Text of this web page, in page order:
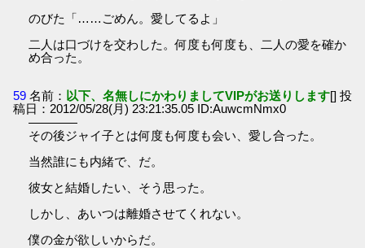
のびた「……ごめん。愛してるよ」
二人は口づけを交わした。何度も何度も、二人の愛を確か
め合った。
59 名前： 以下、名無しにかわりましてVIPがお送りします[] 投
稿日：2012/05/28(月) 23:21:35.05 ID:AuwcmNmx0
――――
その後ジャイ子とは何度も何度も会い、愛し合った。
当然誰にも内緒で、だ。
彼女と結婚したい、そう思った。
しかし、あいつは離婚させてくれない。
僕の金が欲しいからだ。